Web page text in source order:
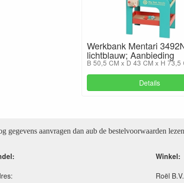
Werkbank Mentari
lichtblauw; Aanbieding
B 50,5 CM x D 43 CM x H 73,5
Details
gegevens aanvragen dan aub de bestelvoorwaarden
Winkel:
Roël B.V.